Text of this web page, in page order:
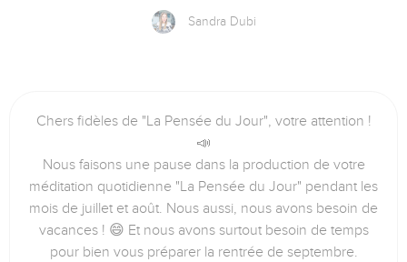
Sandra Dubi
Chers fidèles de "La Pensée du Jour", votre attention !
📣
Nous faisons une pause dans la production de votre
méditation quotidienne "La Pensée du Jour" pendant les
mois de juillet et août. Nous aussi, nous avons besoin de
vacances ! 😄 Et nous avons surtout besoin de temps
pour bien vous préparer la rentrée de septembre.